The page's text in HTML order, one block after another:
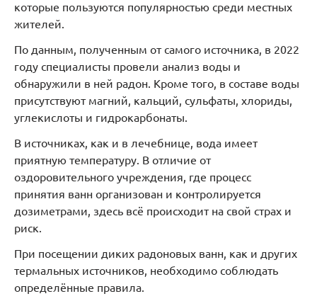
которые пользуются популярностью среди местных
жителей.
По данным, полученным от самого источника, в 2022
году специалисты провели анализ воды и
обнаружили в ней радон. Кроме того, в составе воды
присутствуют магний, кальций, сульфаты, хлориды,
углекислоты и гидрокарбонаты.
В источниках, как и в лечебнице, вода имеет
приятную температуру. В отличие от
оздоровительного учреждения, где процесс
принятия ванн организован и контролируется
дозиметрами, здесь всё происходит на свой страх и
риск.
При посещении диких радоновых ванн, как и других
термальных источников, необходимо соблюдать
определённые правила.